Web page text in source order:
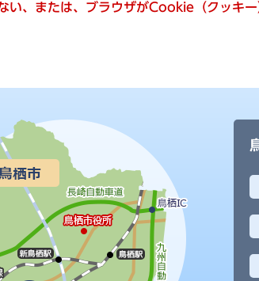
、または、ブラウザがCookie（クッキ